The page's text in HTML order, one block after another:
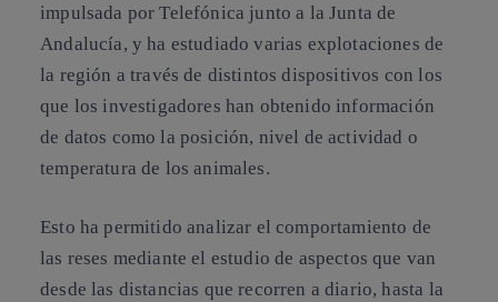
impulsada por Telefónica junto a la Junta de
Andalucía, y ha estudiado varias explotaciones de
la región a través de distintos dispositivos con los
que los investigadores han obtenido información
de datos como la posición, nivel de actividad o
temperatura de los animales.
Esto ha permitido analizar el comportamiento de
las reses mediante el estudio de aspectos que van
desde las distancias que recorren a diario, hasta la